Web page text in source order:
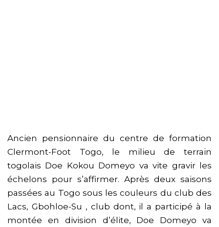
Ancien pensionnaire du centre de formation
Clermont-Foot Togo, le milieu de terrain
togolais Doe Kokou Domeyo va vite gravir les
échelons pour s’affirmer. Après deux saisons
passées au Togo sous les couleurs du club des
Lacs, Gbohloe-Su , club dont, il a participé à la
montée en division d’élite, Doe Domeyo va